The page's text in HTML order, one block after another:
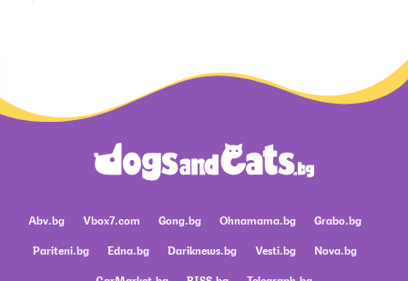
Abv.bg Vbox7.com Gong.bg Ohnamama.bg
Grabo.bg
Pariteni.bg
Edna.bg Dariknews.bg Vesti.bg
Nova.bg